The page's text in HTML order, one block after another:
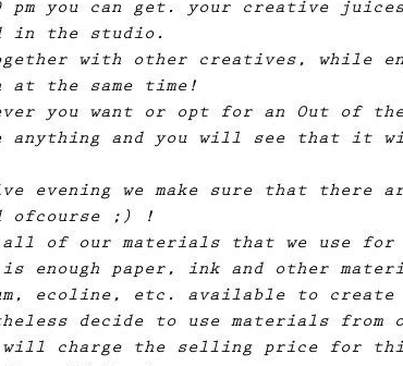
pm you can get. your creative
in the studio.
with other creatives, while
the same time!
you want or opt for an Out of
anything and you will see that it
evening we make sure that there
ofcourse ;) !
of our materials that we use for
enough paper, ink and other
ecoline, etc. available to create
decide to use materials from
will charge the selling price for